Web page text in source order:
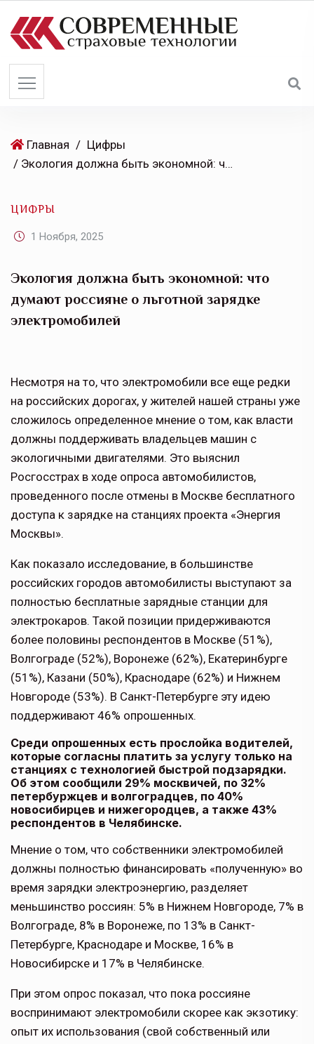
Главная / Цифры
/ Экология должна быть экономной: что думают россияне о льготной зарядке электромобилей
ЦИФРЫ
1 Ноября, 2025
Экология должна быть экономной: что
думают россияне о льготной зарядке
электромобилей
Несмотря на то, что электромобили все еще редки
на российских дорогах, у жителей нашей страны уже
сложилось определенное мнение о том, как власти
должны поддерживать владельцев машин с
экологичными двигателями. Это выяснил
Росгосстрах в ходе опроса автомобилистов,
проведенного после отмены в Москве бесплатного
доступа к зарядке на станциях проекта «Энергия
Москвы».
Как показало исследование, в большинстве
российских городов автомобилисты выступают за
полностью бесплатные зарядные станции для
электрокаров. Такой позиции придерживаются
более половины респондентов в Москве (51%),
Волгограде (52%), Воронеже (62%), Екатеринбурге
(51%), Казани (50%), Краснодаре (62%) и Нижнем
Новгороде (53%). В Санкт-Петербурге эту идею
поддерживают 46% опрошенных.
Среди опрошенных есть прослойка водителей,
которые согласны платить за услугу только на
станциях с технологией быстрой подзарядки.
Об этом сообщили 29% москвичей, по 32%
петербуржцев и волгоградцев, по 40%
новосибирцев и нижегородцев, а также 43%
респондентов в Челябинске.
Мнение о том, что собственники электромобилей
должны полностью финансировать «полученную» во
время зарядки электроэнергию, разделяет
меньшинство россиян: 5% в Нижнем Новгороде, 7% в
Волгограде, 8% в Воронеже, по 13% в Санкт-
Петербурге, Краснодаре и Москве, 16% в
Новосибирске и 17% в Челябинске.
При этом опрос показал, что пока россияне
воспринимают электромобили скорее как экзотику:
опыт их использования (свой собственный или